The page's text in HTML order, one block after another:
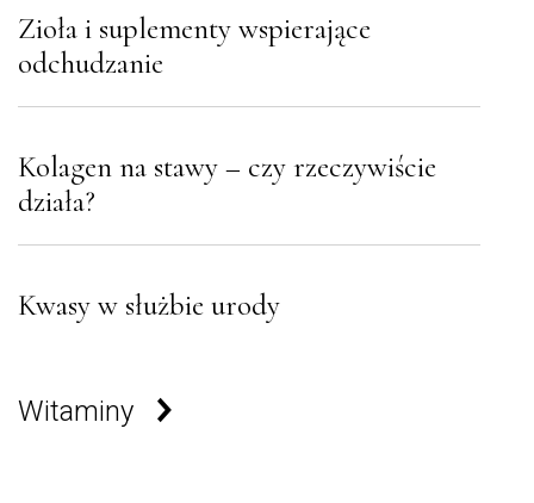
Zioła i suplementy wspierające
odchudzanie
Kolagen na stawy – czy rzeczywiście
działa?
Kwasy w służbie urody
Witaminy